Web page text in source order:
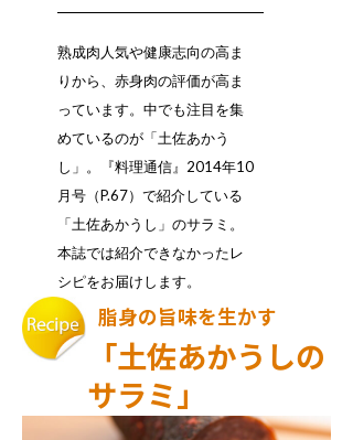
熟成肉人気や健康志向の高ま
りから、赤身肉の評価が高ま
っています。中でも注目を集
めているのが「土佐あかう
し」。『料理通信』2014年10
月号（P.67）で紹介している
「土佐あかうし」のサラミ。
本誌では紹介できなかったレ
シピをお届けします。
脂身の旨味を生かす
「土佐あかうしの
サラミ」